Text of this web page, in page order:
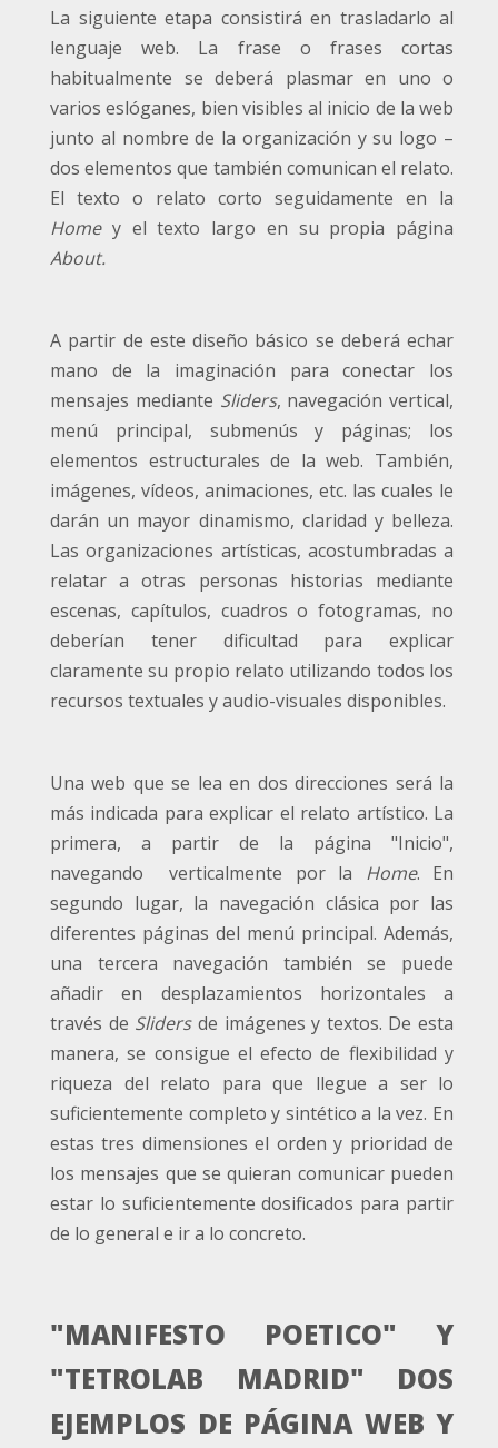
La siguiente etapa consistirá en trasladarlo al
lenguaje web. La frase o frases cortas
habitualmente se deberá plasmar en uno o
varios eslóganes, bien visibles al inicio de la web
junto al nombre de la organización y su logo –
dos elementos que también comunican el relato.
El texto o relato corto seguidamente en la
Home y el texto largo en su propia página
About.
A partir de este diseño básico se deberá echar
mano de la imaginación para conectar los
mensajes mediante Sliders, navegación vertical,
menú principal, submenús y páginas; los
elementos estructurales de la web. También,
imágenes, vídeos, animaciones, etc. las cuales le
darán un mayor dinamismo, claridad y belleza.
Las organizaciones artísticas, acostumbradas a
relatar a otras personas historias mediante
escenas, capítulos, cuadros o fotogramas, no
deberían tener dificultad para explicar
claramente su propio relato utilizando todos los
recursos textuales y audio-visuales disponibles.
Una web que se lea en dos direcciones será la
más indicada para explicar el relato artístico. La
primera, a partir de la página "Inicio",
navegando verticalmente por la Home. En
segundo lugar, la navegación clásica por las
diferentes páginas del menú principal. Además,
una tercera navegación también se puede
añadir en desplazamientos horizontales a
través de Slidersde imágenes y textos. De esta
manera, se consigue el efecto de flexibilidad y
riqueza del relato para que llegue a ser lo
suficientemente completo y sintético a la vez. En
estas tres dimensiones el orden y prioridad de
los mensajes que se quieran comunicar pueden
estar lo suficientemente dosificados para partir
de lo general e ir a lo concreto.
"MANIFESTO POETICO" Y
"TETROLAB MADRID" DOS
EJEMPLOS DE PÁGINA WEB Y